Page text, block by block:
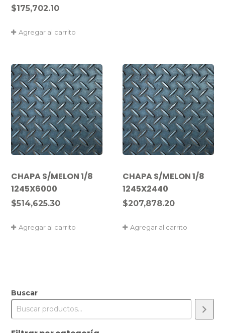
$175,702.10
Agregar al carrito
CHAPA S/MELON 1/8
1245X6000
$514,625.30
Agregar al carrito
CHAPA S/MELON 1/8
1245X2440
$207,878.20
Agregar al carrito
Buscar